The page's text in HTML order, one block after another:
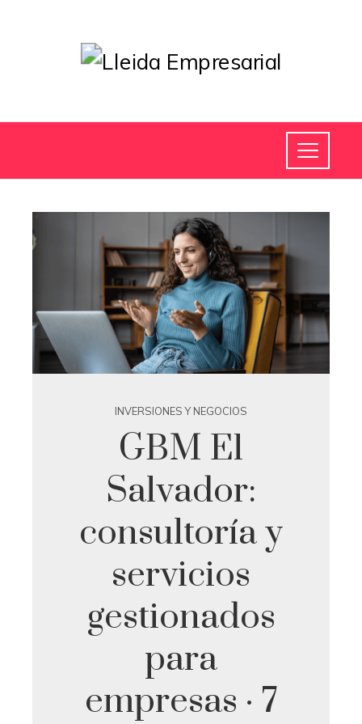
INVERSIONES Y NEGOCIOS
GBM El
Salvador:
consultoría y
servicios
gestionados
para
empresas · 7